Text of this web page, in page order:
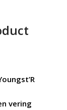
vering